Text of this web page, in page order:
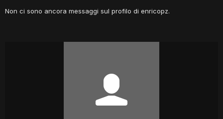
Non ci sono ancora messaggi sul profilo di enricopz.